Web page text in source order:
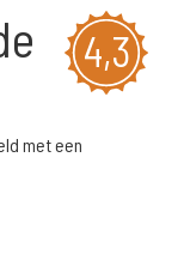
4,3
met een